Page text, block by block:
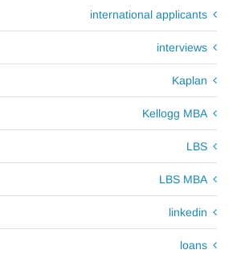
international applicants
interviews
Kaplan
Kellogg MBA
LBS
LBS MBA
linkedin
loans